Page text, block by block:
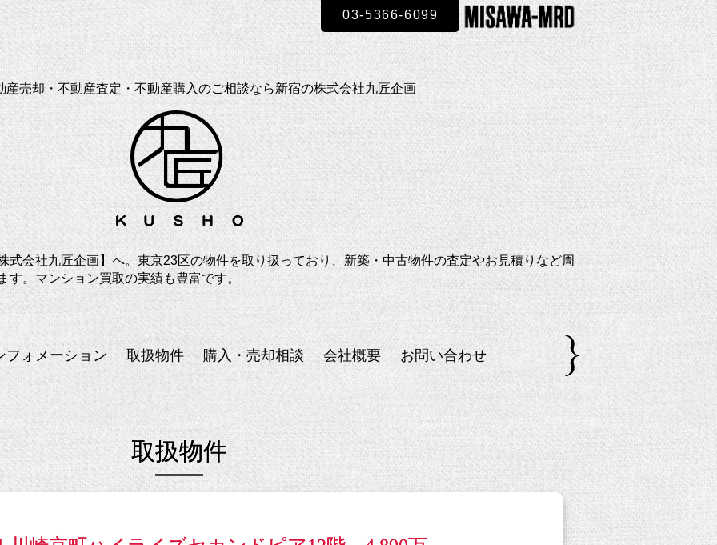
産売却・不動産査定・不動産購入のご相談なら新宿の株式会社九匠企画
式会社九匠企画】へ。東京23区の物件を取り扱っており、新築・中古物件の査定やお見積りなど周
。マンション買取の実績も豊富です。
03-5366-6099
フォメーション 取扱物件 購入・売却相談 会社概要 お問い合わせ
取扱物件